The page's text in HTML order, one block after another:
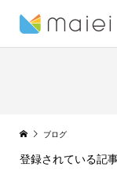
ブログ
登録されている記